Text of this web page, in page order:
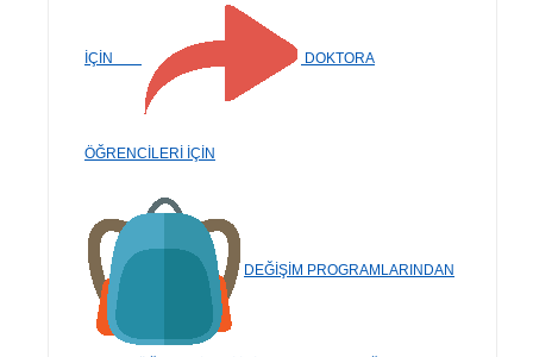
İÇİN DOKTORA
ÖĞRENCİLERİ İÇİN
DEĞİŞİM PROGRAMLARINDAN